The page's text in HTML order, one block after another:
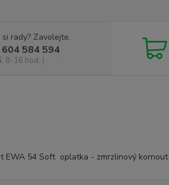
rady? Zavolejte.
584 594
8-16 hod. )
EWA 54 Soft oplatka - zmrzlinový kornout